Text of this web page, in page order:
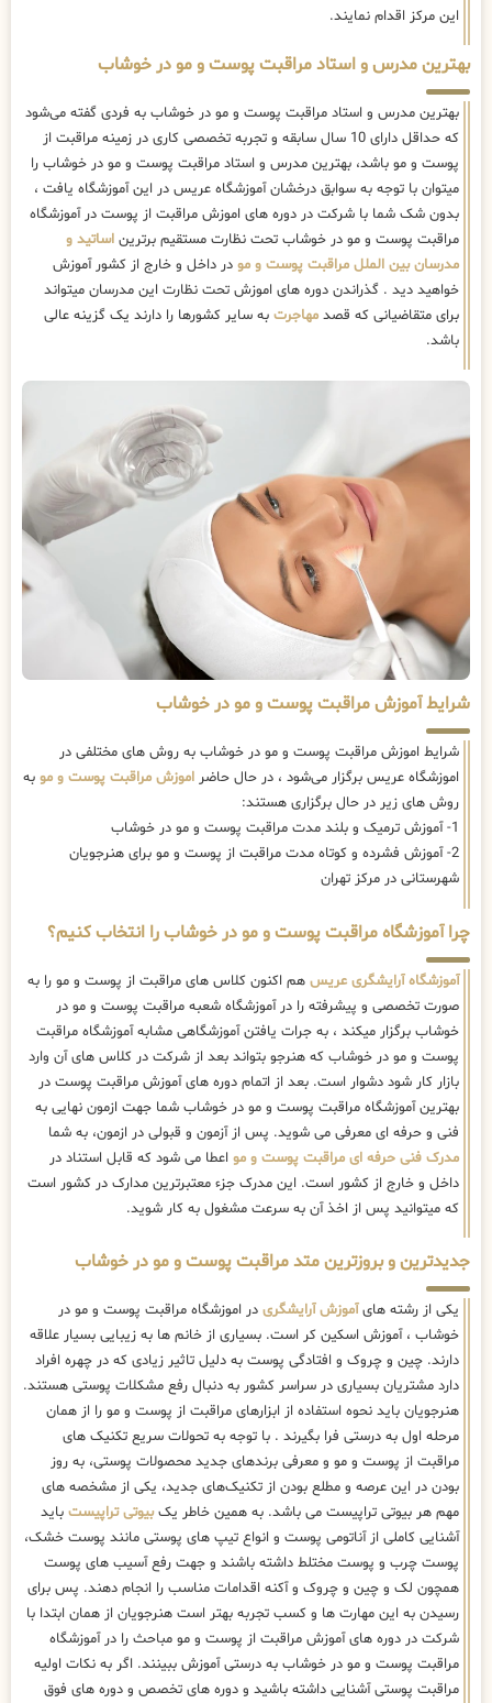
این مرکز اقدام نمایند.
بهترین مدرس و استاد مراقبت پوست و مو در خوشاب
بهترین مدرس و استاد مراقبت پوست و مو در خوشاب به فردی گفته می‌شود
که حداقل دارای 10 سال سابقه و تجربه تخصصی کاری در زمینه مراقبت از
پوست و مو باشد، بهترین مدرس و استاد مراقبت پوست و مو در خوشاب را
میتوان با توجه به سوابق درخشان آموزشگاه عریس در این آموزشگاه یافت ،
بدون شک شما با شرکت در دوره های اموزش مراقبت از پوست در آموزشگاه
مراقبت پوست و مو در خوشاب تحت نظارت مستقیم برترین اساتید و
مدرسان بین الملل مراقبت پوست و مو در داخل و خارج از کشور آموزش
خواهید دید . گذراندن دوره های اموزش تحت نظارت این مدرسان میتواند
برای متقاضیانی که قصد مهاجرت به سایر کشورها را دارند یک گزینه عالی
باشد.
شرایط آموزش مراقبت پوست و مو در خوشاب
شرایط اموزش مراقبت پوست و مو در خوشاب به روش های مختلفی در
اموزشگاه عریس برگزار می‌شود ، در حال حاضر اموزش مراقبت پوست و مو به
روش های زیر در حال برگزاری هستند:
1- آموزش ترمیک و بلند مدت مراقبت پوست و مو در خوشاب
2- آموزش فشرده و کوتاه مدت مراقبت از پوست و مو برای هنرجویان
شهرستانی در مرکز تهران
چرا آموزشگاه مراقبت پوست و مو در خوشاب را انتخاب کنیم؟
آموزشگاه آرایشگری عریس هم اکنون کلاس های مراقبت از پوست و مو را به
صورت تخصصی و پیشرفته را در آموزشگاه شعبه مراقبت پوست و مو در
خوشاب برگزار میکند ، به جرات یافتن آموزشگاهی مشابه آموزشگاه مراقبت
پوست و مو در خوشاب که هنرجو بتواند بعد از شرکت در کلاس های آن وارد
بازار کار شود دشوار است. بعد از اتمام دوره های آموزش مراقبت پوست در
بهترین آموزشگاه مراقبت پوست و مو در خوشاب شما جهت ازمون نهایی به
فنی و حرفه ای معرفی می شوید. پس از آزمون و قبولی در ازمون، به شما
مدرک فنی حرفه ای مراقبت پوست و مو اعطا می شود که قابل استناد در
داخل و خارج از کشور است. این مدرک جزء معتبرترین مدارک در کشور است
که میتوانید پس از اخذ آن به سرعت مشغول به کار شوید.
جدیدترین و بروزترین متد مراقبت پوست و مو در خوشاب
یکی از رشته هایآموزش آرایشگری در اموزشگاه مراقبت پوست و مو در
خوشاب ، آموزش اسکین کر است. بسیاری از خانم ها به زیبایی بسیار علاقه
دارند. چین و چروک و افتادگی پوست به دلیل تاثیر زیادی که در چهره افراد
دارد مشتریان بسیاری در سراسر کشور به دنبال رفع مشکلات پوستی هستند.
هنرجویان باید نحوه استفاده از ابزارهای مراقبت از پوست و مو را از همان
مرحله اول به درستی فرا بگیرند . با توجه به تحولات سریع تکنیک ‌های
مراقبت از پوست و مو و معرفی برندهای جدید محصولات پوستی، به روز
بودن در این عرصه و مطلع بودن از تکنیک‌های جدید، یکی از مشخصه های
مهم هر بیوتی تراپیست می باشد. به همین خاطر یکبیوتی تراپیست باید
آشنایی کاملی از آناتومی پوست و انواع تیپ های پوستی مانند پوست خشک،
پوست چرب و پوست مختلط داشته باشند و جهت رفع آسیب های پوست
همچون لک و چین و چروک و آکنه اقدامات مناسب را انجام دهند. پس برای
رسیدن به این مهارت ها و کسب تجربه بهتر است هنرجویان از همان ابتدا با
شرکت در دوره های آموزش مراقبت از پوست و مو مباحث را در آموزشگاه
مراقبت پوست و مو در خوشاب به درستی آموزش ببینند. اگر به نکات اولیه
مراقبت پوستی آشنایی داشته باشید و دوره های تخصص و دوره های فوق